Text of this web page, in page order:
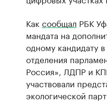
Как сообщал РБК
мандата на
одному кандидату
отделения
Россия», ЛДПР и
участвовали
экологической